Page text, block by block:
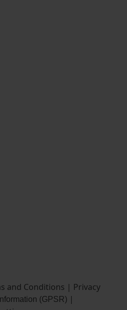
and Conditions | Privacy
(GPSR) |